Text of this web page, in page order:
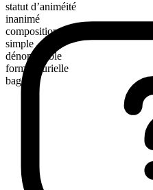
statut d’animéité
inanimé
composition morphologique
simple
dénombrable
forme plurielle
bagels